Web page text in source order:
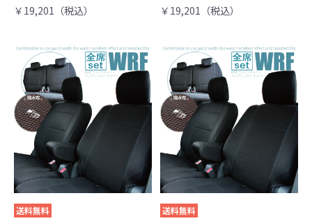
￥19,201（税込） ￥19,201（税込）
送料無料 送料無料